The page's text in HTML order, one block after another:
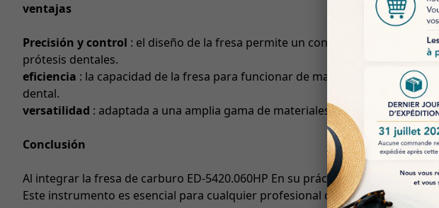
ventajas
Precisión y control : el diseño de la fresa permite un control óptimo
prótesis dentales.
eficiencia : la capacidad de la fresa para funcionar de manera rápida y
dental.
versatilidad : adaptada a una amplia gama de materiales dentales, esta
Conclusión
Al integrar la fresa de carburo ED-5420.060HP En su práctica, se beneficia
Este instrumento es esencial para cualquier profesional que desee ofrecer